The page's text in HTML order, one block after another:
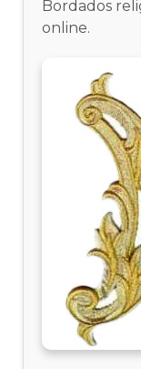
Bordados
online.